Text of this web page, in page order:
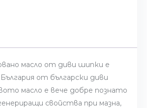
масло от диви шипки е
от български диви
масло е вече добре познато
свойства при мазна,